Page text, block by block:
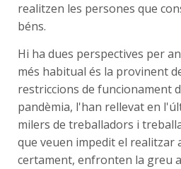
realitzen les persones que
béns.
Hi ha dues perspectives per
més habitual és la provinent
restriccions de funcionament
pandèmia, l'han rellevat en
milers de treballadors i
que veuen impedit el realitzar
certament, enfronten la greu